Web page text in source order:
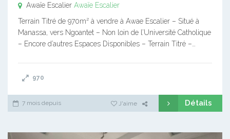
Awaïe Escalier Awaïe Escalier
Terrain Titré de 970m² à vendre à Awae Escalier – Situé à
Manassa, vers Ngoantet – Non loin de l’Université Catholique
– Encore d’autres Espaces Disponibles – Terrain Titré –…
970
7 mois depuis J'aime Détails